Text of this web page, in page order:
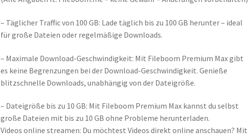
– Täglicher Traffic von 100 GB: Lade täglich bis zu 100 GB herunter – ideal
für große Dateien oder regelmäßige Downloads.
– Maximale Download-Geschwindigkeit: Mit Fileboom Premium Max gibt
es keine Begrenzungen bei der Download-Geschwindigkeit. Genieße
blitzschnelle Downloads, unabhängig von der Dateigröße.
– Dateigröße bis zu 10 GB: Mit Fileboom Premium Max kannst du selbst
große Dateien mit bis zu 10 GB ohne Probleme herunterladen.
Videos online streamen: Du möchtest Videos direkt online anschauen? Mit